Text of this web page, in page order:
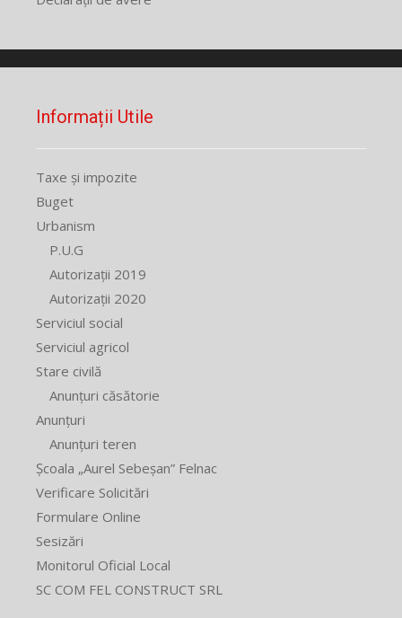
Informații Utile
Taxe și impozite
Buget
Urbanism
P.U.G
Autorizații 2019
Autorizații 2020
Serviciul social
Serviciul agricol
Stare civilă
Anunțuri căsătorie
Anunțuri
Anunțuri teren
Școala „Aurel Sebeșan” Felnac
Verificare Solicitări
Formulare Online
Sesizări
Monitorul Oficial Local
SC COM FEL CONSTRUCT SRL